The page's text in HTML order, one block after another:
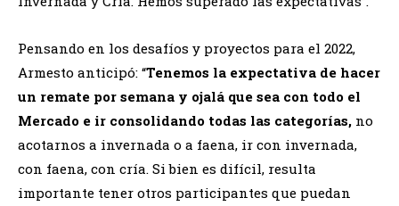
Pensando en los desafíos y proyectos para el 2022,
Armesto anticipó: “Tenemos la expectativa de hacer
un remate por semana y ojalá que sea con todo el
Mercado e ir consolidando todas las categorías, no
acotarnos a invernada o a faena, ir con invernada,
con faena, con cría. Si bien es difícil, resulta
importante tener otros participantes que puedan